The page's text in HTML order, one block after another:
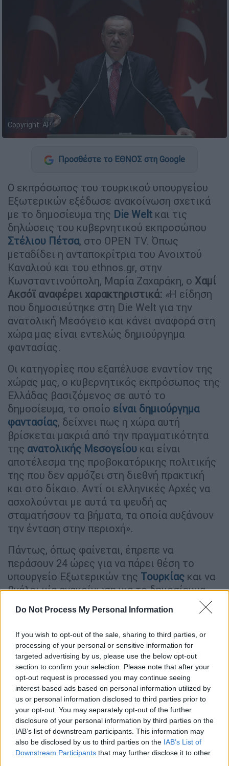
Do Not Process My Personal Information
If you wish to opt-out of the sale, sharing to third parties, or
processing of your personal or sensitive information for
targeted advertising by us, please use the below opt-out
section to confirm your selection. Please note that after your
opt-out request is processed you may continue seeing
interest-based ads based on personal information utilized by
us or personal information disclosed to third parties prior to
your opt-out. You may separately opt-out of the further
disclosure of your personal information by third parties on the
IAB’s list of downstream participants. This information may
also be disclosed by us to third parties on the IAB’s List of
Downstream Participants that may further disclose it to other
Copyright: AP
Προσθέστε το ΕΘΝΟΣ στη Google
O εκπρόσωπος του τουρκικού υπουργείου
Εξωτερικών εξέδωσε ανακοίνωση σχετικά
με το δημοσίευμα της Die Welt και τις
δηλώσεις του κυβερνητικού εκπροσώπου
Στέλιου Πέτσα, στο OPEN TV. Όπως
μεταδίδει η ανταποκρίτρια του Ανοιχτού
Καναλιού και του ethnos.gr, στην
Κωνσταντινούπολη, Μαρία Ζαχαράκη, ο Χαμί
Ακσόϊ αναφέρει χαρακτηριστικά: «H είδηση
που δημοσιεύτηκε στη Die Welt για την
ανατολική Μεσόγειο και κάνει αναφορά στη
χώρα μας είναι εντελώς δημιούργημα
φαντασίας.
Οι κατηγορίες που εξαπέλυσε εναντίον της
χώρας μας, ο κυβερνητικός εκπρόσωπος της
Ελλάδας βασιζόμενος σε αυτό το
δημοσίευμα, το οποίο είναι δημιούργημα
φαντασίας, δείχνει πως η χώρα αυτή
βρίσκεται μακριά από την πραγματικότητα
της ανατολικής Μεσογείου και είναι
αποτέλεσμα της προβοκατόρικης πολιτικής
της που δεν αρμόζει στη διεθνή πρακτική
και στο δίκαιο. Αντί οι ελληνικές Αρχές να
ασχολούνται με αυτά τα ψευδή ας
σταματήσουν τα βήματα, τα οποία αυξάνουν
την ένταση στην περιοχή».
Πάντως, όπως φαίνεται, έπρεπε να
περάσουν 24 ώρες για να πάρει θέση το
υπουργείο Εξωτερικών της Τουρκίας και να
βγάλει μία ανακοίνωση για το δημοσίευμα
κόσμου.